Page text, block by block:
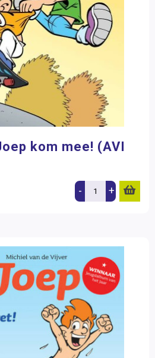
kom mee! (AVI
- +